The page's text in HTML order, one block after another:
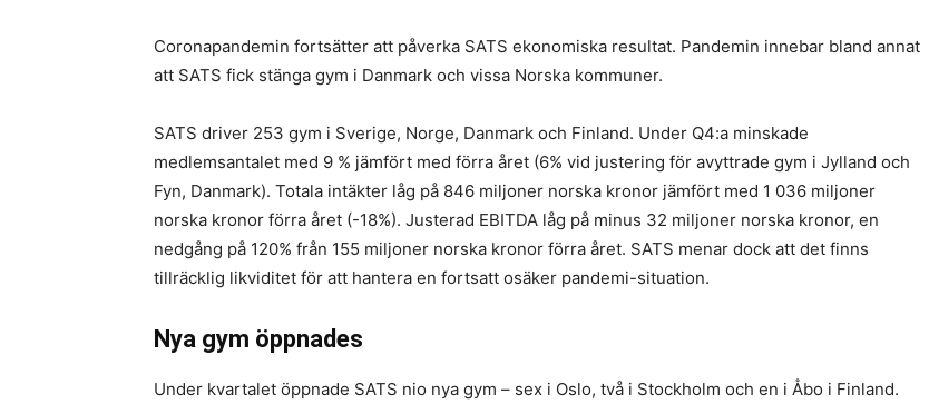
Coronapandemin fortsätter att påverka SATS ekonomiska resultat. Pandemin innebar bland annat
att SATS fick stänga gym i Danmark och vissa Norska kommuner.
SATS driver 253 gym i Sverige, Norge, Danmark och Finland. Under Q4:a minskade
medlemsantalet med 9 % jämfört med förra året (6% vid justering för avyttrade gym i Jylland och
Fyn, Danmark). Totala intäkter låg på 846 miljoner norska kronor jämfört med 1 036 miljoner
norska kronor förra året (-18%). Justerad EBITDA låg på minus 32 miljoner norska kronor, en
nedgång på 120% från 155 miljoner norska kronor förra året. SATS menar dock att det finns
tillräcklig likviditet för att hantera en fortsatt osäker pandemi-situation.
Nya gym öppnades
Under kvartalet öppnade SATS nio nya gym – sex i Oslo, två i Stockholm och en i Åbo i Finland.